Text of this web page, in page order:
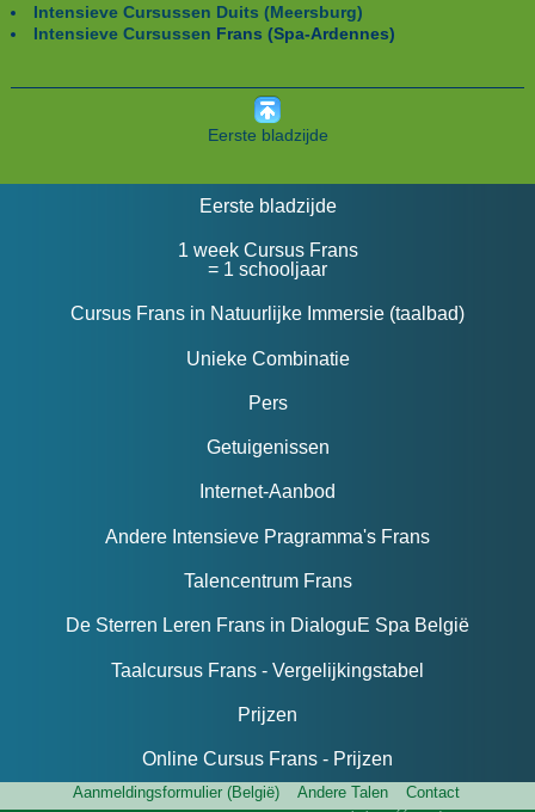
Intensieve Cursussen Duits (Meersburg)
Intensieve Cursussen Frans (Spa-Ardennes)
Eerste bladzijde
Eerste bladzijde
1 week Cursus Frans
= 1 schooljaar
Cursus Frans in Natuurlijke Immersie (taalbad)
Unieke Combinatie
Pers
Getuigenissen
Internet-Aanbod
Andere Intensieve Pragramma's Frans
Talencentrum Frans
De Sterren Leren Frans in DialoguE Spa België
Taalcursus Frans - Vergelijkingstabel
Prijzen
Online Cursus Frans - Prijzen
Aanmeldingsformulier (België) Andere Talen Contact